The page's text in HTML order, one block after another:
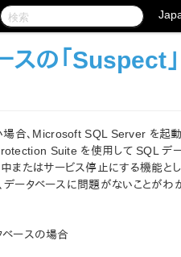
スの「Suspect」
合、Microsoft SQL Server を起動
Suite を使用して SQL デ
またはサービス停止にする機能と
ータベースに問題がないことがわ
ベースの場合